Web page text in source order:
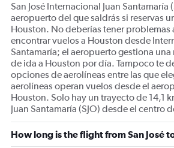
San José Internacional Juan Santamaría
aeropuerto del que saldrás si reservas
Houston. No deberías tener problemas
encontrar vuelos a Houston desde
Santamaría; el aeropuerto gestiona una
de ida a Houston por día. Tampoco te
opciones de aerolíneas entre las que
aerolíneas operan vuelos desde el
Houston. Solo hay un trayecto de 14,1
Juan Santamaría (SJO) desde el centro
How long is the flight from San José